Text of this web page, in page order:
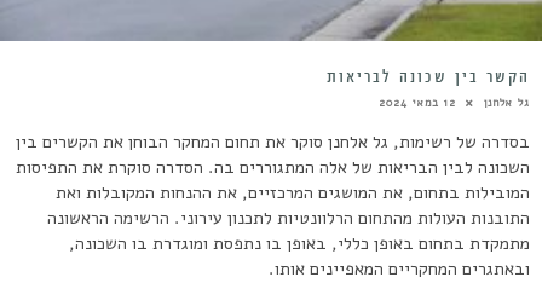
הקשר בין שכונה לבריאות
גל אלחנן 12 במאי 2024
בסדרה של רשימות, גל אלחנן סוקר את תחום המחקר הבוחן את הקשרים בין
השכונה לבין הבריאות של אלה המתגוררים בה. הסדרה סוקרת את התפיסות
המובילות בתחום, את המושגים המרכזיים, את ההנחות המקובלות ואת
התובנות העולות מהתחום הרלוונטיות לתכנון עירוני. הרשימה הראשונה
מתמקדת בתחום באופן כללי, באופן בו נתפסת ומוגדרת בו השכונה,
ובאתגרים המחקריים המאפיינים אותו.